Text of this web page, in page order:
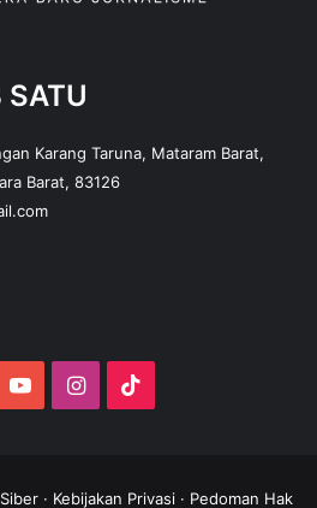
SATU
Karang Taruna, Mataram Barat,
Barat, 83126
YouTubeInstagram
· Kebijakan Privasi · Pedoman Hak